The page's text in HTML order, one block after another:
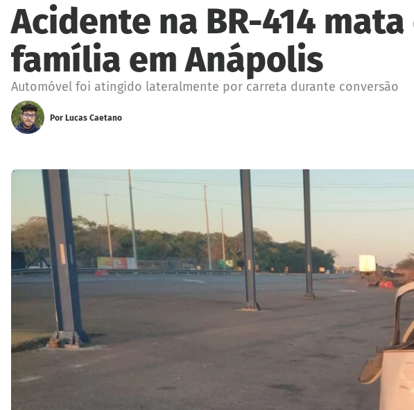
Acidente na BR-414
família em Anápolis
Automóvel foi atingido lateralmente por carreta durante conversão
Por Lucas Caetano